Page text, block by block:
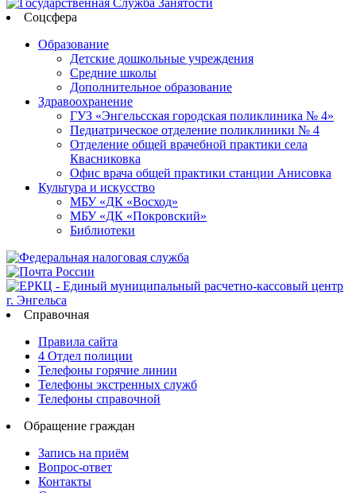
Соцсфера
Образование
Детские дошкольные учреждения
Средние школы
Дополнительное образование
Здравоохранение
ГУЗ «Энгельсская городская поликлиника № 4»
Педиатрическое отделение поликлиники № 4
Отделение общей врачебной практики села
Квасниковка
Офис врача общей практики станции Анисовка
Культура и искусство
МБУ «ДК «Восход»
МБУ «ДК «Покровский»
Библиотеки
Справочная
Правила сайта
4 Отдел полиции
Телефоны горячие линии
Телефоны экстренных служб
Телефоны справочной
Обращение граждан
Запись на приём
Вопрос-ответ
Контакты